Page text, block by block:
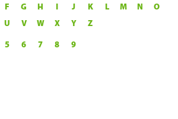
F G H I J K L M N
O
U V W X Y Z
5 6 7 8 9